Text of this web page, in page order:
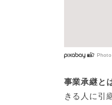
事業承継と
きる人に引